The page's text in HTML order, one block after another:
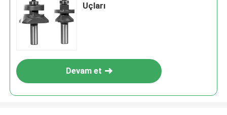
Uçları
Devam et